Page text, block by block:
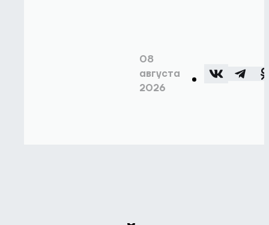
08
августа
2026